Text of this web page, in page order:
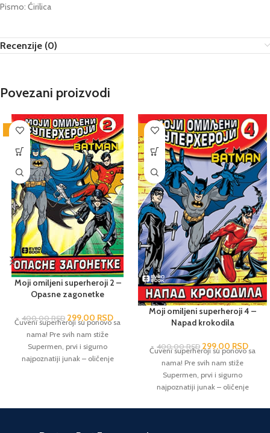
Pismo: Ćirilica
Recenzije (0)
Povezani proizvodi
-25%
Moji omiljeni superheroji 2 –
Opasne zagonetke
400,00RSD 299,00 RSD
Čuveni superheroji su ponovo sa
nama! Pre svih nam stiže
Supermen, prvi i sigurno
najpoznatiji junak – oličenje
Ništa manje poznat je i Betmen,
ciljano razvijao i usavršavao svoje
-25%
Moji omiljeni superheroji 4 –
Napad krokodila
400,00RSD 299,00 RSD
Čuveni superheroji su ponovo sa
nama! Pre svih nam stiže
Supermen, prvi i sigurno
najpoznatiji junak – oličenje
beskompromisno posvećen zaštiti